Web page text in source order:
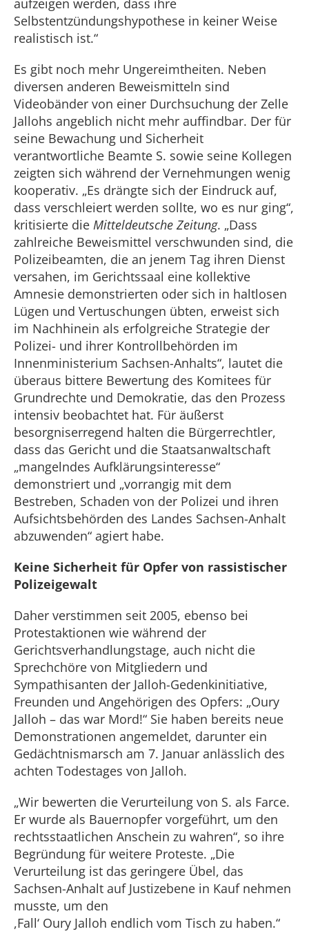
aufzeigen werden, dass ihre
Selbstentzündungshypothese in keiner Weise
realistisch ist.“
Es gibt noch mehr Ungereimtheiten. Neben
diversen anderen Beweismitteln sind
Videobänder von einer Durchsuchung der Zelle
Jallohs angeblich nicht mehr auffindbar. Der für
seine Bewachung und Sicherheit
verantwortliche Beamte S. sowie seine Kollegen
zeigten sich während der Vernehmungen wenig
kooperativ. „Es drängte sich der Eindruck auf,
dass verschleiert werden sollte, wo es nur ging“,
kritisierte die Mitteldeutsche Zeitung. „Dass
zahlreiche Beweismittel verschwunden sind, die
Polizeibeamten, die an jenem Tag ihren Dienst
versahen, im Gerichtssaal eine kollektive
Amnesie demonstrierten oder sich in haltlosen
Lügen und Vertuschungen übten, erweist sich
im Nachhinein als erfolgreiche Strategie der
Polizei- und ihrer Kontrollbehörden im
Innenministerium Sachsen-Anhalts“, lautet die
überaus bittere Bewertung des Komitees für
Grundrechte und Demokratie, das den Prozess
intensiv beobachtet hat. Für äußerst
besorgniserregend halten die Bürgerrechtler,
dass das Gericht und die Staatsanwaltschaft
„mangelndes Aufklärungsinteresse“
demonstriert und „vorrangig mit dem
Bestreben, Schaden von der Polizei und ihren
Aufsichtsbehörden des Landes Sachsen-Anhalt
abzuwenden“ agiert habe.
Keine Sicherheit für Opfer von rassistischer
Polizeigewalt
Daher verstimmen seit 2005, ebenso bei
Protestaktionen wie während der
Gerichtsverhandlungstage, auch nicht die
Sprechchöre von Mitgliedern und
Sympathisanten der Jalloh-Gedenkinitiative,
Freunden und Angehörigen des Opfers: „Oury
Jalloh – das war Mord!“ Sie haben bereits neue
Demonstrationen angemeldet, darunter ein
Gedächtnismarsch am 7. Januar anlässlich des
achten Todestages von Jalloh.
„Wir bewerten die Verurteilung von S. als Farce.
Er wurde als Bauernopfer vorgeführt, um den
rechtsstaatlichen Anschein zu wahren“, so ihre
Begründung für weitere Proteste. „Die
Verurteilung ist das geringere Übel, das
Sachsen-Anhalt auf Justizebene in Kauf nehmen
musste, um den
,Fall‘ Oury Jalloh endlich vom Tisch zu haben.“